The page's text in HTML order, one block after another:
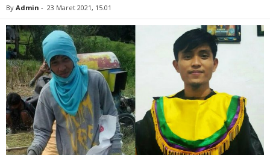
By Admin - 23 Maret 2021, 15.01